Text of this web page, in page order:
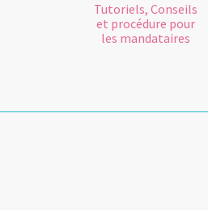
Tutoriels, Conseils
et procédure pour
les mandataires